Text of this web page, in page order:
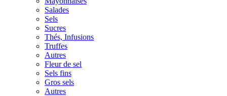
Salades
Sels
Sucres
Thés, Infusions
Truffes
Autres
Fleur de sel
Sels fins
Gros sels
Autres